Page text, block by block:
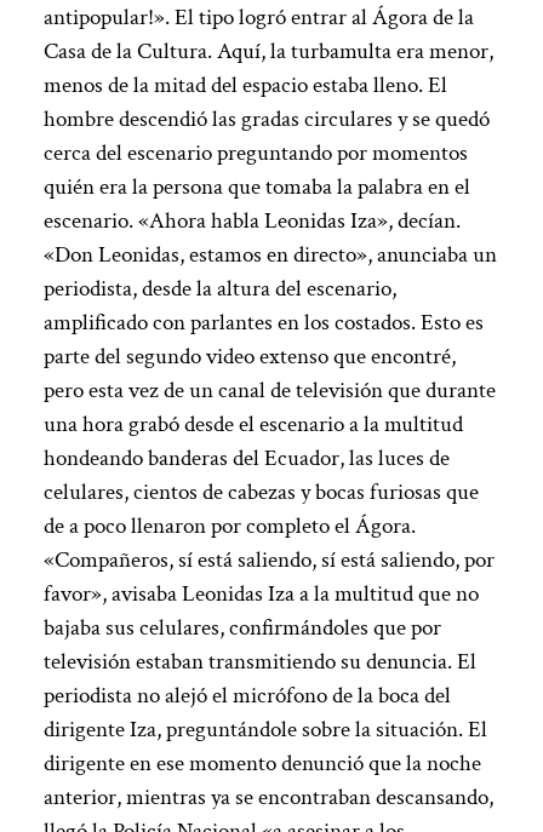
antipopular!». El tipo logró entrar al Ágora de la
Casa de la Cultura. Aquí, la turbamulta era menor,
menos de la mitad del espacio estaba lleno. El
hombre descendió las gradas circulares y se quedó
cerca del escenario preguntando por momentos
quién era la persona que tomaba la palabra en el
escenario. «Ahora habla Leonidas Iza», decían.
«Don Leonidas, estamos en directo», anunciaba un
periodista, desde la altura del escenario,
amplificado con parlantes en los costados. Esto es
parte del segundo video extenso que encontré,
pero esta vez de un canal de televisión que durante
una hora grabó desde el escenario a la multitud
hondeando banderas del Ecuador, las luces de
celulares, cientos de cabezas y bocas furiosas que
de a poco llenaron por completo el Ágora.
«Compañeros, sí está saliendo, sí está saliendo, por
favor», avisaba Leonidas Iza a la multitud que no
bajaba sus celulares, confirmándoles que por
televisión estaban transmitiendo su denuncia. El
periodista no alejó el micrófono de la boca del
dirigente Iza, preguntándole sobre la situación. El
dirigente en ese momento denunció que la noche
anterior, mientras ya se encontraban descansando,